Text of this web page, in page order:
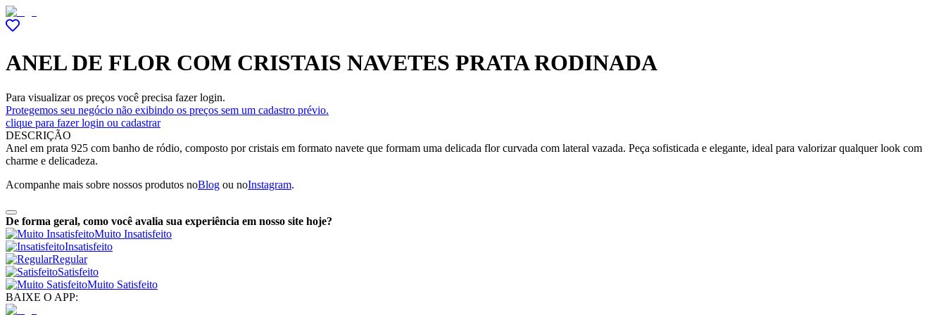
ANEL DE FLOR COM CRISTAIS NAVETES PRATA RODINADA
Para visualizar os preços você precisa fazer login.
Protegemos seu negócio não exibindo os preços sem um cadastro prévio.
clique para fazer login ou cadastrar
DESCRIÇÃO
Anel em prata 925 com banho de ródio, composto por cristais em formato navete que formam uma delicada flor curvada com lateral vazada. Peça sofisticada e elegante, ideal para valorizar qualquer look com
charme e delicadeza.
Acompanhe mais sobre nossos produtos noBlog ou noInstagram.
De forma geral, como você avalia sua experiência em nosso site hoje?
Muito Insatisfeito
Insatisfeito
Regular
Satisfeito
Muito Satisfeito
BAIXE O APP: